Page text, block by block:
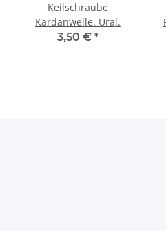
Keilschraube
Kardanwelle. Ural.
3,50 € *